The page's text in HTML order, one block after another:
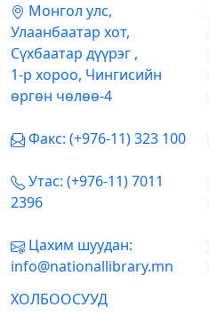
Mонгол улс,
Улаанбаатар хот,
Сүхбаатар дүүрэг ,
1-р хороо, Чингисийн
өргөн чөлөө-4
Факс: (+976-11) 323 100
Утас: (+976-11) 7011
2396
Цахим шуудан:
info@nationallibrary.mn
ХОЛБООСУУД